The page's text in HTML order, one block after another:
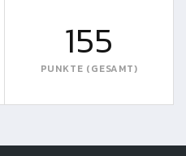
155
PUNKTE (GESAMT)